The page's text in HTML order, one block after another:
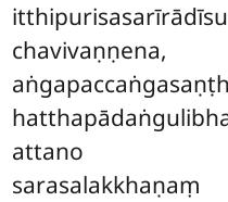
attano